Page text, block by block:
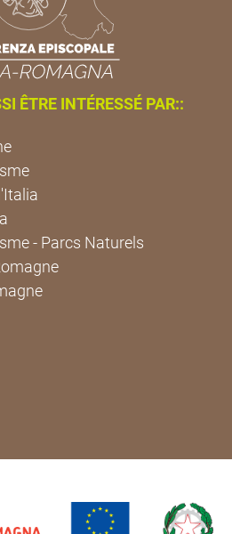
ÊTRE INTÉRESSÉ PAR::
- Parcs Naturels
de Cammini Emilia-
de Cammini Emilia-
Twitter de Cammini Emilia-
la page Instagram de Cammini